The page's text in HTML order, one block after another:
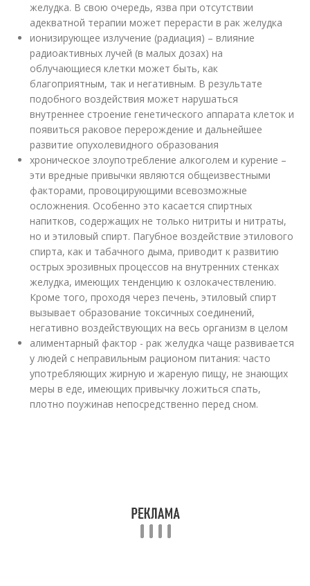
желудка. В свою очередь, язва при отсутствии
адекватной терапии может перерасти в рак желудка
ионизирующее излучение (радиация) – влияние
радиоактивных лучей (в малых дозах) на
облучающиеся клетки может быть, как
благоприятным, так и негативным. В результате
подобного воздействия может нарушаться
внутреннее строение генетического аппарата клеток и
появиться раковое перерождение и дальнейшее
развитие опухолевидного образования
хроническое злоупотребление алкоголем и курение –
эти вредные привычки являются общеизвестными
факторами, провоцирующими всевозможные
осложнения. Особенно это касается спиртных
напитков, содержащих не только нитриты и нитраты,
но и этиловый спирт. Пагубное воздействие этилового
спирта, как и табачного дыма, приводит к развитию
острых эрозивных процессов на внутренних стенках
желудка, имеющих тенденцию к озлокачествлению.
Кроме того, проходя через печень, этиловый спирт
вызывает образование токсичных соединений,
негативно воздействующих на весь организм в целом
алиментарный фактор - рак желудка чаще развивается
у людей с неправильным рационом питания: часто
употребляющих жирную и жареную пищу, не знающих
меры в еде, имеющих привычку ложиться спать,
плотно поужинав непосредственно перед сном.